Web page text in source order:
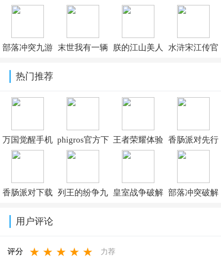
版官方版 下载v2.5.16 官方版v1.11.74 版qq登录最新
2026v18.111.1
部落冲突九游
v18.111.1
末世我有一辆 朕的江山美人 水浒宋江传官
热门推荐
万国觉醒手机
版国服
phigros官方下
载安装v3.19.5
王者荣耀体验
服下载官方正
2026v11.41.1.17
香肠派对先行
服最新版
香肠派对下载 列王的纷争九 皇室战争破解
Royale)v15.535.13
部落冲突破解
用户评论
评分 ★ ★ ★ ★ ★ 力荐